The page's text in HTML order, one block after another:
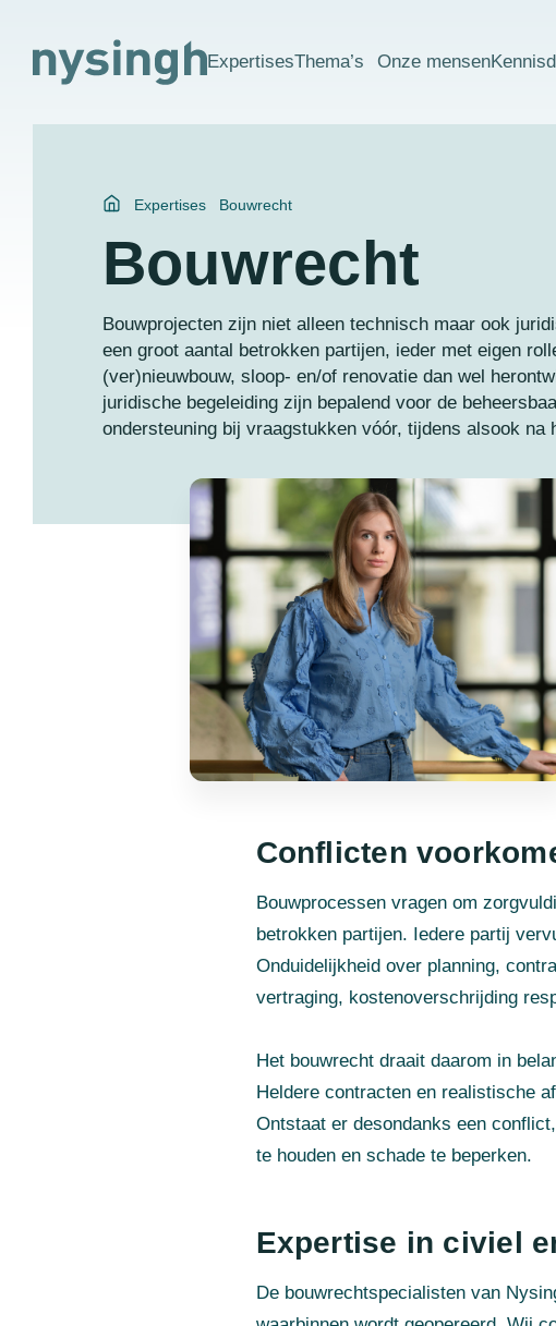
ExpertisesThema’s Onze mensen
Expertises Bouwrecht
Bouwrecht
Bouwprojecten zijn niet alleen technisch maar ook
een groot aantal betrokken partijen, ieder met eigen
(ver)nieuwbouw, sloop- en/of renovatie dan wel
juridische begeleiding zijn bepalend voor de
ondersteuning bij vraagstukken vóór, tijdens alsook na
Conflicten
Bouwprocessen vragen om
betrokken partijen. Iedere partij
Onduidelijkheid over planning,
vertraging, kostenoverschrijding
Het bouwrecht draait daarom in
Heldere contracten en realistische
Ontstaat er desondanks een
te houden en schade te beperken.
Expertise in civiel
De bouwrechtspecialisten van